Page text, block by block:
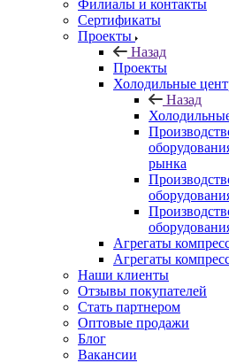
Филиалы и контакты
Сертификаты
Проекты
Назад
Проекты
Холодильные
Назад
рынка
Агрегаты
Агрегаты
Наши клиенты
Отзывы покупателей
Стать партнером
Оптовые продажи
Блог
Вакансии